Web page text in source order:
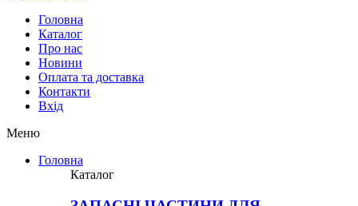
Головна
Каталог
Про нас
Новини
Оплата та доставка
Контакти
Вхiд
Меню
Головна
Каталог